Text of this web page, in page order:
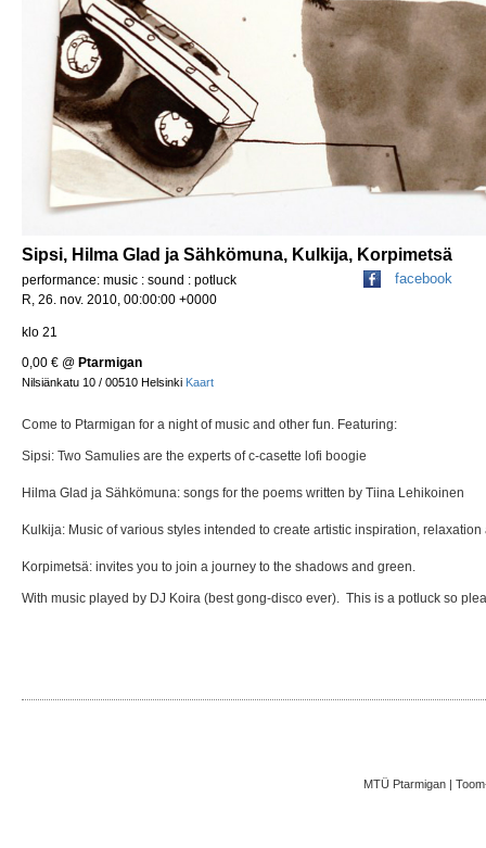
Sipsi, Hilma Glad ja Sähkömuna, Kulkija, Korpimetsä
performance: music : sound : potluck
R, 26. nov. 2010, 00:00:00 +0000
klo 21
0,00 € @ Ptarmigan
Nilsiänkatu 10 / 00510 Helsinki Kaart
facebook
Come to Ptarmigan for a night of music and other fun. Featuring:
Sipsi: Two Samulies are the experts of c-casette lofi boogie
Hilma Glad ja Sähkömuna: songs for the poems written by Tiina Lehikoinen
Kulkija: Music of various styles intended to create artistic inspiration, relaxation
Korpimetsä: invites you to join a journey to the shadows and green.
With music played by DJ Koira (best gong-disco ever). This is a potluck so
MTÜ Ptarmigan |